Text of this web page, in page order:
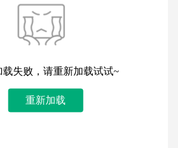
载失败，请重新加载试试~
重新加载